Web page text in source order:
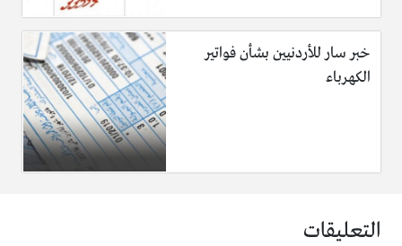
خبر سار للأردنيين بشأن فواتير
الكهرباء
التعليقات